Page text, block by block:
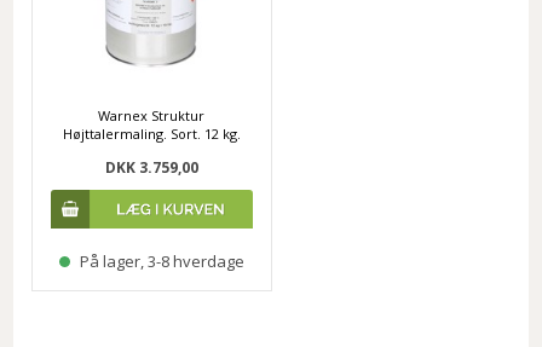
Warnex Struktur
Højttalermaling. Sort. 12 kg.
DKK 3.759,00
På lager, 3-8 hverdage